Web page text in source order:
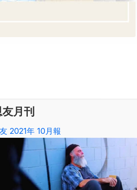
月刊
2021年 10月報